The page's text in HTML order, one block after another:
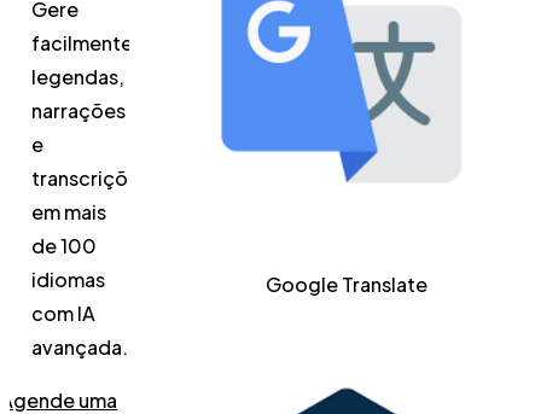
Gere
facilmente
legendas,
narrações
e
transcrições
em mais
de 100
idiomas
com IA
avançada.
Agende uma
Google Translate